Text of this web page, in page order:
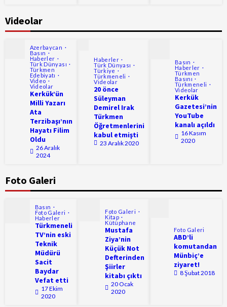
Videolar
Azerbaycan
Basın
Haberler
Türk Dünyası
Türkmen
Edebiyatı
Video
Videolar
Kerkük’ün
Milli Yazarı
Ata
Terzibaşı’nın
Hayatı Filim
Oldu
26 Aralık
2024
Haberler
Türk Dünyası
Türkiye
Türkmeneli
Videolar
20 önce
Süleyman
Demirel Irak
Türkmen
Öğretmenlerini
kabul etmişti
23 Aralık 2020
Basın
Haberler
Türkmen
Basını
Türkmeneli
Videolar
Kerkük
Gazetesi’nin
YouTube
kanalı açıldı
16 Kasım
2020
Foto Galeri
Basın
Foto Galeri
Haberler
Türkmeneli
TV’nin eski
Teknik
Müdürü
Sacit
Baydar
Vefat etti
17 Ekim
2020
Foto Galeri
Kitap
Kütüphane
Mustafa
Ziya’nin
Küçük Not
Defterinden
Şiirler
kitabı çıktı
20 Ocak
2020
Foto Galeri
ABD’li
komutandan
Münbiç’e
ziyaret!
8 Şubat 2018